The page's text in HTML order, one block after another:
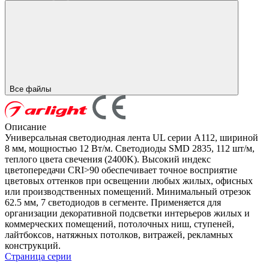
Все файлы
Описание
Универсальная светодиодная лента UL серии A112, шириной
8 мм, мощностью 12 Вт/м. Светодиоды SMD 2835, 112 шт/м,
теплого цвета свечения (2400K). Высокий индекс
цветопередачи CRI>90 обеспечивает точное восприятие
цветовых оттенков при освещении любых жилых, офисных
или производственных помещений. Минимальный отрезок
62.5 мм, 7 светодиодов в сегменте. Применяется для
организации декоративной подсветки интерьеров жилых и
коммерческих помещений, потолочных ниш, ступеней,
лайтбоксов, натяжных потолков, витражей, рекламных
конструкций.
Страница серии